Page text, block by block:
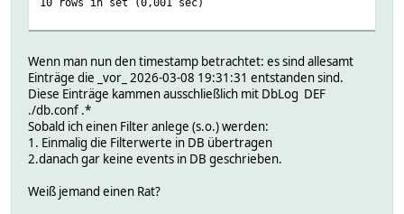
Wenn man nun den timestamp betrachtet: es sind allesamt
Einträge die _vor_ 2026-03-08 19:31:31 entstanden sind.
Diese Einträge kammen ausschließlich mit DbLog DEF
./db.conf .*
Sobald ich einen Filter anlege (s.o.) werden:
1. Einmalig die Filterwerte in DB übertragen
2.danach gar keine events in DB geschrieben.
Weiß jemand einen Rat?